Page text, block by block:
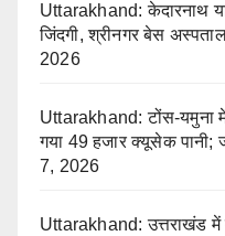
Uttarakhand: केदारनाथ
जिंदगी, श्रीनगर बेस
2026
Uttarakhand: टोंस-यमुना
गया 49 हजार क्यूसेक पानी;
7, 2026
Uttarakhand: उत्तराखंड